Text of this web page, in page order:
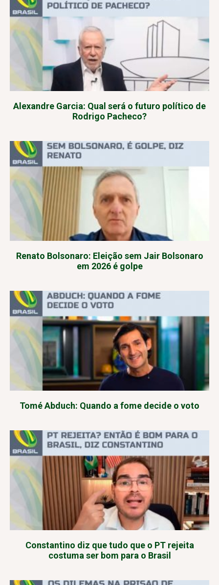
Alexandre Garcia: Qual será o futuro político de
Rodrigo Pacheco?
Renato Bolsonaro: Eleição sem Jair Bolsonaro
em 2026 é golpe
Tomé Abduch: Quando a fome decide o voto
Constantino diz que tudo que o PT rejeita
costuma ser bom para o Brasil